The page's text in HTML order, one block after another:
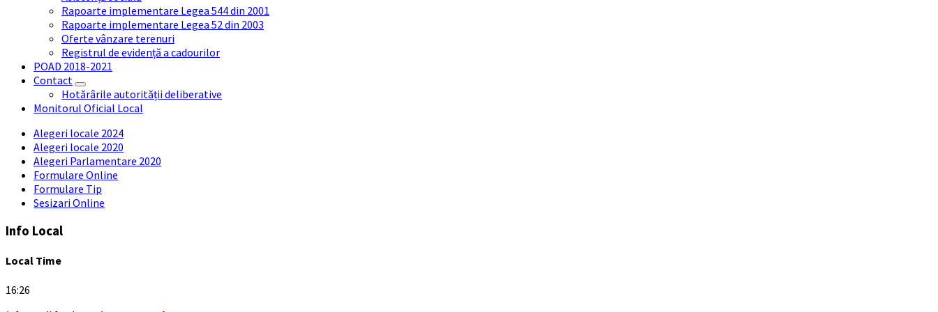
Rapoarte implementare Legea 544 din 2001
Rapoarte implementare Legea 52 din 2003
Oferte vânzare terenuri
Registrul de evidență a cadourilor
POAD 2018-2021
Contact
Hotărârile autorității deliberative
Monitorul Oficial Local
Alegeri locale 2024
Alegeri locale 2020
Alegeri Parlamentare 2020
Formulare Online
Formulare Tip
Sesizari Online
Info Local
Local Time
16:26